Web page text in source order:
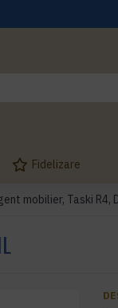
Fidelizare
mobilier, Taski R4,